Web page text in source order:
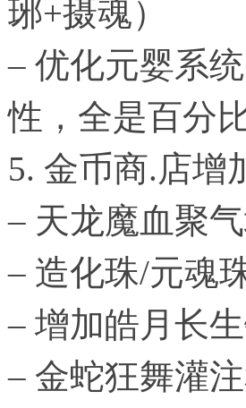
琊+摄魂）
– 优化元婴系
性，全是百分
5. 金币商.店增
– 天龙魔血聚
– 造化珠/元魂
– 增加皓月长
– 金蛇狂舞灌